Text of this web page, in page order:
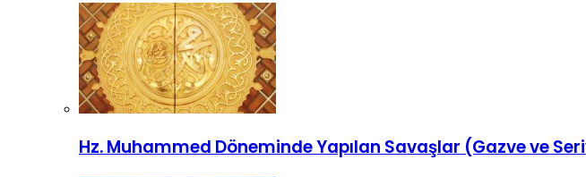
Hz. Muhammed Döneminde Yapılan Savaşlar (Gazve ve